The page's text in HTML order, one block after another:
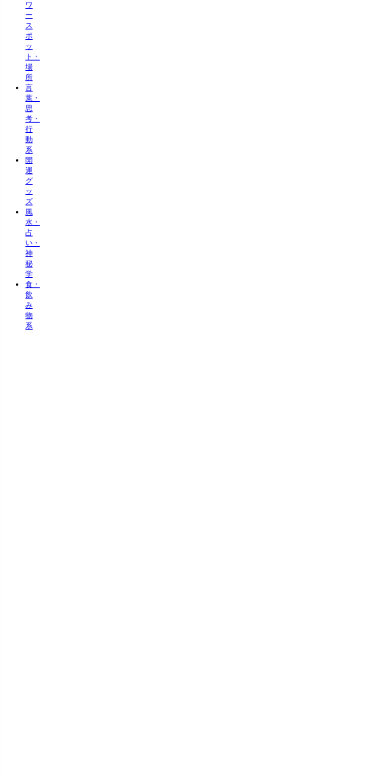
ワ
ー
ス
ポ
ッ
ト・
場
所
言
葉・
思
考・
行
動
系
開
運
グ
ッ
ズ
風
水・
占
い・
神
秘
学
食・
飲
み
物
系